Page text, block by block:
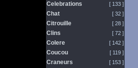
Celebrations [ 133 ]
Chat [ 32 ]
Citrouille [ 28 ]
Clins [ 72 ]
Colere [ 142 ]
Coucou [ 119 ]
Craneurs [ 153 ]